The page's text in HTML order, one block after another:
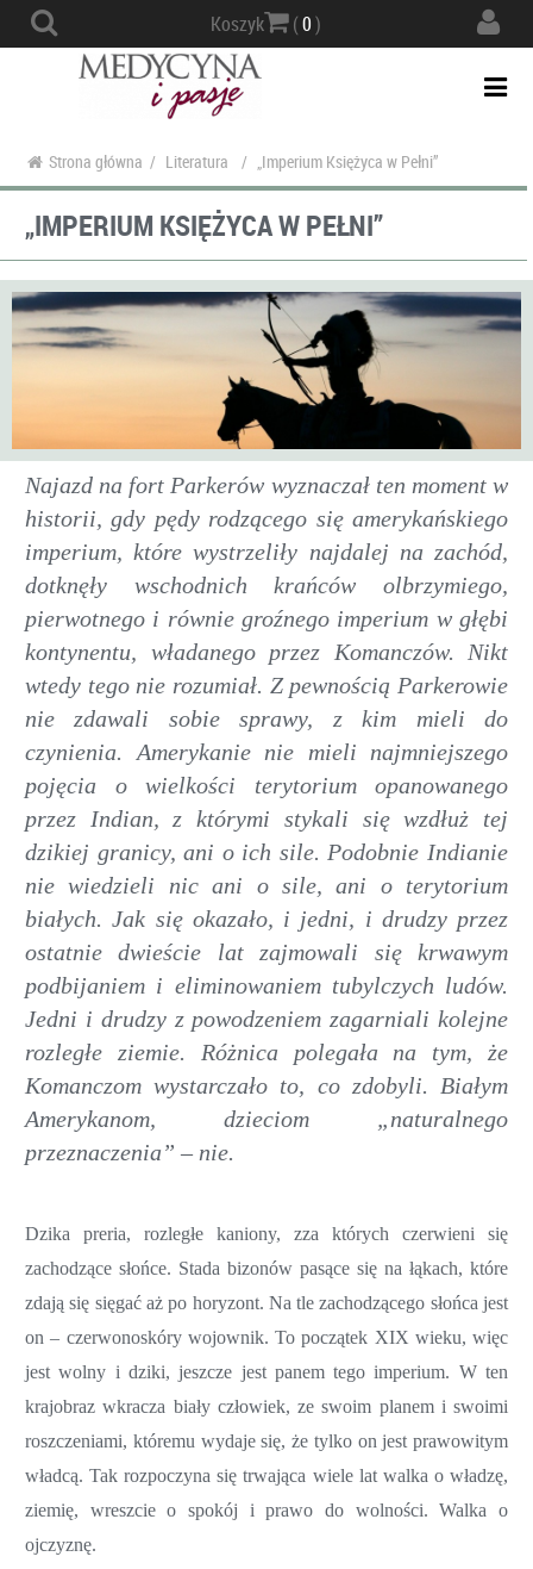
Koszyk (0)
Strona główna / Literatura / „Imperium Księżyca w Pełni”
„IMPERIUM KSIĘŻYCA W PEŁNI”
Najazd na fort Parkerów wyznaczał ten moment w
historii, gdy pędy rodzącego się amerykańskiego
imperium, które wystrzeliły najdalej na zachód,
dotknęły wschodnich krańców olbrzymiego,
pierwotnego i równie groźnego imperium w głębi
kontynentu, władanego przez Komanczów. Nikt
wtedy tego nie rozumiał. Z pewnością Parkerowie
nie zdawali sobie sprawy, z kim mieli do
czynienia. Amerykanie nie mieli najmniejszego
pojęcia o wielkości terytorium opanowanego
przez Indian, z którymi stykali się wzdłuż tej
dzikiej granicy, ani o ich sile. Podobnie Indianie
nie wiedzieli nic ani o sile, ani o terytorium
białych. Jak się okazało, i jedni, i drudzy przez
ostatnie dwieście lat zajmowali się krwawym
podbijaniem i eliminowaniem tubylczych ludów.
Jedni i drudzy z powodzeniem zagarniali kolejne
rozległe ziemie. Różnica polegała na tym, że
Komanczom wystarczało to, co zdobyli. Białym
Amerykanom, dzieciom „naturalnego
przeznaczenia” – nie.
Dzika preria, rozległe kaniony, zza których czerwieni się
zachodzące słońce. Stada bizonów pasące się na łąkach, które
zdają się sięgać aż po horyzont. Na tle zachodzącego słońca jest
on – czerwonoskóry wojownik. To początek XIX wieku, więc
jest wolny i dziki, jeszcze jest panem tego imperium. W ten
krajobraz wkracza biały człowiek, ze swoim planem i swoimi
roszczeniami, któremu wydaje się, że tylko on jest prawowitym
władcą. Tak rozpoczyna się trwająca wiele lat walka o władzę,
ziemię, wreszcie o spokój i prawo do wolności. Walka o
ojczyznę.